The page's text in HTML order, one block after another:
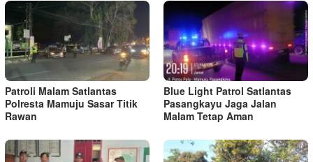
Patroli Malam Satlantas
Polresta Mamuju Sasar Titik
Rawan
Blue Light Patrol Satlantas
Pasangkayu Jaga Jalan
Malam Tetap Aman